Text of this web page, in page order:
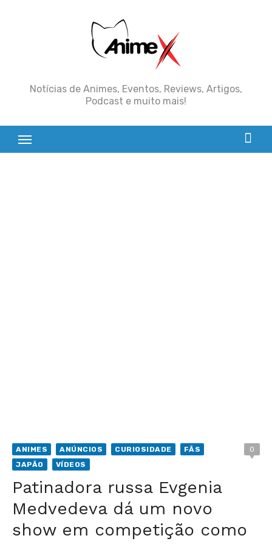
Notícias de Animes, Eventos, Reviews, Artigos,
Podcast e muito mais!
ANIMES ANÚNCIOS CURIOSIDADE
FÃS
JAPÃO
VÍDEOS
0
Patinadora russa Evgenia
Medvedeva dá um novo
show em competição como